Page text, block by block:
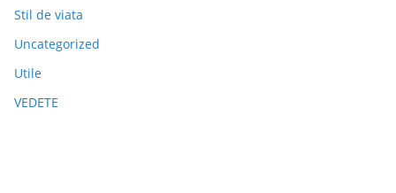
Stil de viata
Uncategorized
Utile
VEDETE